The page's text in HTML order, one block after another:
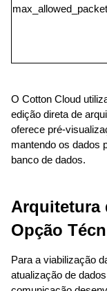
max_allowed_packet
O Cotton Cloud
edição direta de
oferece pré-
mantendo os dados
banco de dados.
Arquitetura
Opção
Para a viabilização
atualização de